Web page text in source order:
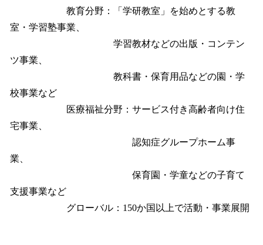
教育分野：「学研教室」を始めとする教
室・学習塾事業、
学習教材などの出版・コンテン
ツ事業、
教科書・保育用品などの園・学
校事業など
医療福祉分野：サービス付き高齢者向け住
宅事業、
認知症グループホーム事
業、
保育園・学童などの子育て
支援事業など
グローバル：150か国以上で活動・事業展開